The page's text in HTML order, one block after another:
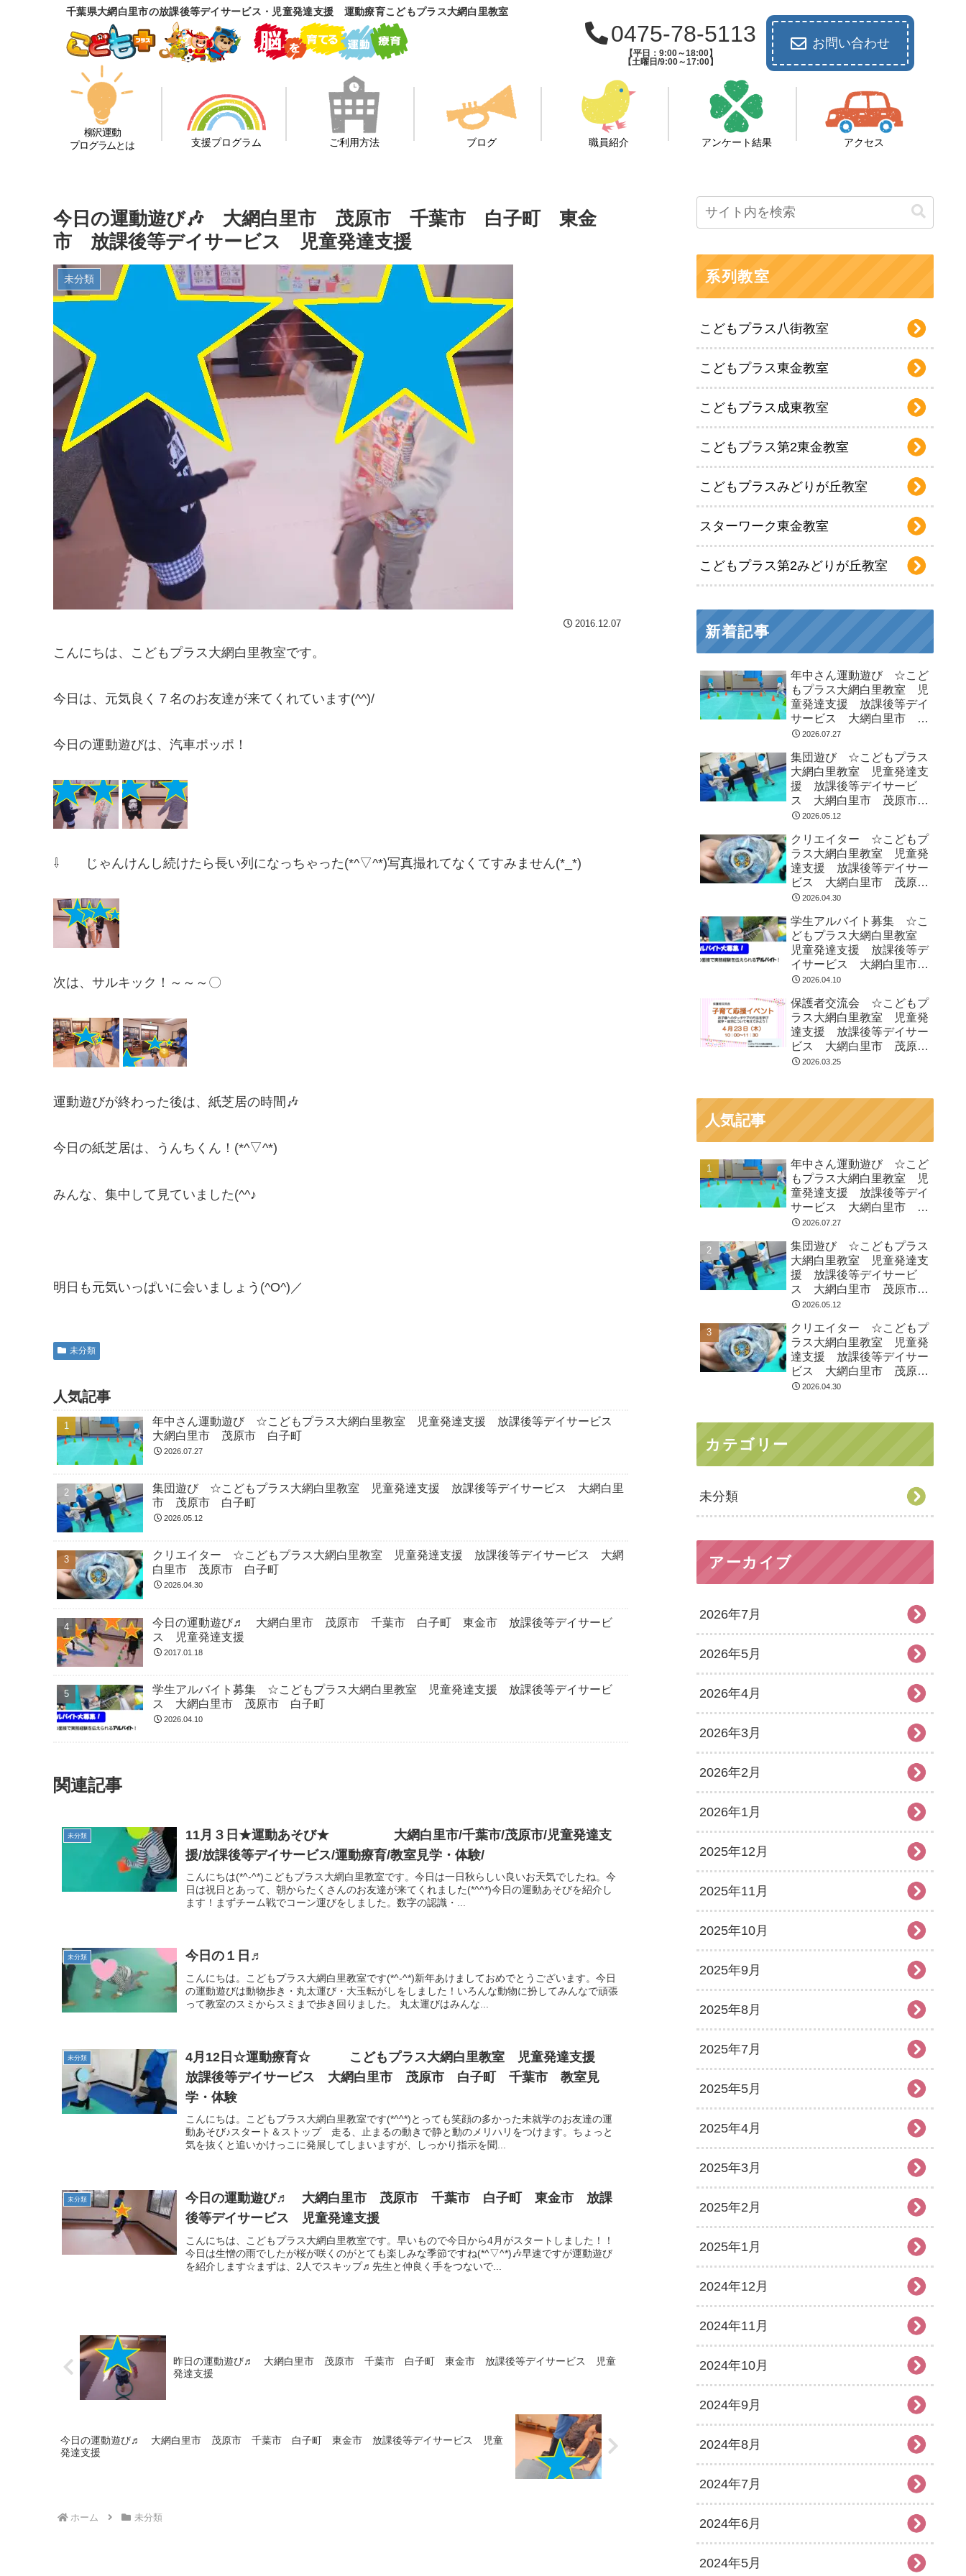
千葉県大網白里市の放課後等デイサービス・児童発達支援 運動療育こどもプラス大網白里教室
0475-78-5113
【平日：9:00～18:00】
【土曜日/9:00～17:00】
お問い合わせ
柳沢運動
プログラムとは
支援プログラム ご利用方法 ブログ 職員紹介 アンケート結果 アクセス
今日の運動遊び🎶 大網白里市 茂原市 千葉市 白子町 東金
市 放課後等デイサービス 児童発達支援
未分類
2016.12.07
こんにちは、こどもプラス大網白里教室です。
今日は、元気良く７名のお友達が来てくれています(^^)/
今日の運動遊びは、汽車ポッポ！
⇩ じゃんけんし続けたら長い列になっちゃった(*^▽^*)写真撮れてなくてすみません(*_*)
次は、サルキック！～～～〇
運動遊びが終わった後は、紙芝居の時間🎶
今日の紙芝居は、うんちくん！(*^▽^*)
みんな、集中して見ていました(^^♪
明日も元気いっぱいに会いましょう(^O^)／
未分類
人気記事
年中さん運動遊び ☆こどもプラス大網白里教室 児童発達支援 放課後等デイサービス
大網白里市 茂原市 白子町
2026.07.27
集団遊び ☆こどもプラス大網白里教室 児童発達支援 放課後等デイサービス 大網白里
市 茂原市 白子町
2026.05.12
クリエイター ☆こどもプラス大網白里教室 児童発達支援 放課後等デイサービス 大網
白里市 茂原市 白子町
2026.04.30
今日の運動遊び♬ 大網白里市 茂原市 千葉市 白子町 東金市 放課後等デイサービ
ス 児童発達支援
2017.01.18
学生アルバイト募集 ☆こどもプラス大網白里教室 児童発達支援 放課後等デイサービ
ス 大網白里市 茂原市 白子町
2026.04.10
関連記事
未分類
11月３日★運動あそび★ 大網白里市/千葉市/茂原市/児童発達支
援/放課後等デイサービス/運動療育/教室見学・体験/
こんにちは(*^-^*)こどもプラス大網白里教室です。今日は一日秋らしい良いお天気でしたね。今
日は祝日とあって、朝からたくさんのお友達が来てくれました(*^^*)今日の運動あそびを紹介し
ます！まずチーム戦でコーン運びをしました。数字の認識・...
未分類 今日の１日♬
こんにちは。こどもプラス大網白里教室です(*^-^*)新年あけましておめでとうございます。今日
の運動遊びは動物歩き・丸太運び・大玉転がしをしました！いろんな動物に扮してみんなで頑張
って教室のスミからスミまで歩き回りました。 丸太運びはみんな...
未分類
4月12日☆運動療育☆ こどもプラス大網白里教室 児童発達支援
放課後等デイサービス 大網白里市 茂原市 白子町 千葉市 教室見
学・体験
こんにちは。こどもプラス大網白里教室です(*^^*)とっても笑顔の多かった未就学のお友達の運
動あそび♪スタート＆ストップ 走る、止まるの動きで静と動のメリハリをつけます。ちょっと
気を抜くと追いかけっこに発展してしまいますが、しっかり指示を聞...
未分類
今日の運動遊び♬ 大網白里市 茂原市 千葉市 白子町 東金市 放課
後等デイサービス 児童発達支援
こんにちは、こどもプラス大網白里教室です。早いもので今日から4月がスタートしました！！
今日は生憎の雨でしたが桜が咲くのがとても楽しみな季節ですね(*^▽^*)🎶早速ですが運動遊び
を紹介します☆まずは、2人でスキップ♬先生と仲良く手をつないで...
昨日の運動遊び♬ 大網白里市 茂原市 千葉市 白子町 東金市 放課後等デイサービス 児童
発達支援
今日の運動遊び♬ 大網白里市 茂原市 千葉市 白子町 東金市 放課後等デイサービス 児童
発達支援
ホーム 未分類
系列教室
こどもプラス八街教室
こどもプラス東金教室
こどもプラス成東教室
こどもプラス第2東金教室
こどもプラスみどりが丘教室
スターワーク東金教室
こどもプラス第2みどりが丘教室
新着記事
年中さん運動遊び ☆こど
もプラス大網白里教室 児
童発達支援 放課後等デイ
サービス 大網白里市 茂
原市 白子町
2026.07.27
集団遊び ☆こどもプラス
大網白里教室 児童発達支
援 放課後等デイサービ
ス 大網白里市 茂原市
白子町
2026.05.12
クリエイター ☆こどもプ
ラス大網白里教室 児童発
達支援 放課後等デイサー
ビス 大網白里市 茂原
市 白子町
2026.04.30
学生アルバイト募集 ☆こ
どもプラス大網白里教室
児童発達支援 放課後等デ
イサービス 大網白里市
茂原市 白子町
2026.04.10
保護者交流会 ☆こどもプ
ラス大網白里教室 児童発
達支援 放課後等デイサー
ビス 大網白里市 茂原
市 白子町
2026.03.25
人気記事
年中さん運動遊び ☆こど
もプラス大網白里教室 児
童発達支援 放課後等デイ
サービス 大網白里市 茂
原市 白子町
2026.07.27
集団遊び ☆こどもプラス
大網白里教室 児童発達支
援 放課後等デイサービ
ス 大網白里市 茂原市
白子町
2026.05.12
クリエイター ☆こどもプ
ラス大網白里教室 児童発
達支援 放課後等デイサー
ビス 大網白里市 茂原
市 白子町
2026.04.30
カテゴリー
未分類
アーカイブ
2026年7月
2026年5月
2026年4月
2026年3月
2026年2月
2026年1月
2025年12月
2025年11月
2025年10月
2025年9月
2025年8月
2025年7月
2025年5月
2025年4月
2025年3月
2025年2月
2025年1月
2024年12月
2024年11月
2024年10月
2024年9月
2024年8月
2024年7月
2024年6月
2024年5月